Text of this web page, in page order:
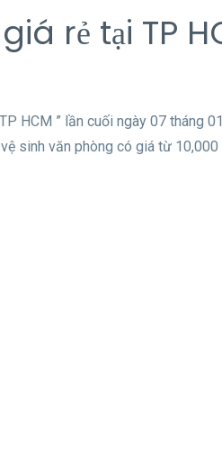
rẻ tại TP
HCM ” lần cuối ngày 07 tháng
sinh văn phòng có giá từ